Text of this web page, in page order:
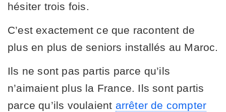
hésiter trois fois.
C’est exactement ce que racontent de
plus en plus de seniors installés au Maroc.
Ils ne sont pas partis parce qu’ils
n’aimaient plus la France. Ils sont partis
parce qu’ils voulaient arrêter de compter